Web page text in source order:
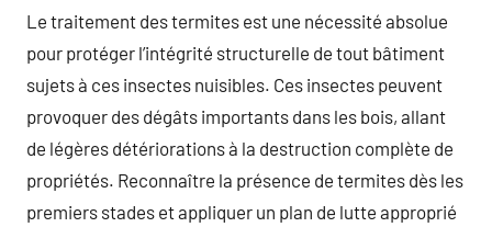
Le traitement des termites est une nécessité absolue
pour protéger l’intégrité structurelle de tout bâtiment
sujets à ces insectes nuisibles. Ces insectes peuvent
provoquer des dégâts importants dans les bois, allant
de légères détériorations à la destruction complète de
propriétés. Reconnaître la présence de termites dès les
premiers stades et appliquer un plan de lutte approprié